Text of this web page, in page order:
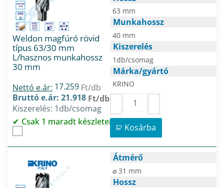
Weldon magfúró rövid
típus 63/30 mm
L/hasznos munkahossz
30 mm
Nettó e.ár: 17.259 Ft/db
Bruttó e.ár: 21.918 Ft/db
Kiszerelés: 1db/csomag
Csak 1 maradt készleten
63 mm
Munkahossz
40 mm
Kiszerelés
1db/csomag
Márka/gyártó
KRINO
Kosárba
Átmérő
⌀ 31 mm
Hossz